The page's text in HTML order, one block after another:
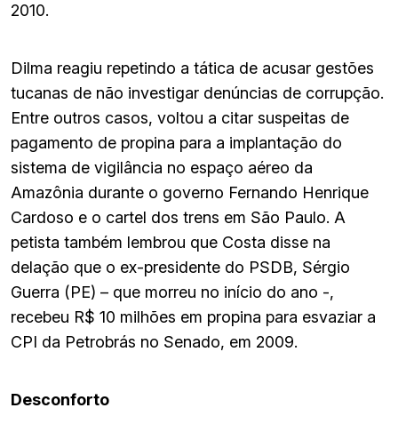
2010.
Dilma reagiu repetindo a tática de acusar gestões
tucanas de não investigar denúncias de corrupção.
Entre outros casos, voltou a citar suspeitas de
pagamento de propina para a implantação do
sistema de vigilância no espaço aéreo da
Amazônia durante o governo Fernando Henrique
Cardoso e o cartel dos trens em São Paulo. A
petista também lembrou que Costa disse na
delação que o ex-presidente do PSDB, Sérgio
Guerra (PE) – que morreu no início do ano -,
recebeu R$ 10 milhões em propina para esvaziar a
CPI da Petrobrás no Senado, em 2009.
Desconforto